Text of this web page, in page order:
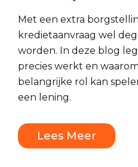
Met een extra
kredietaanvraag wel
worden. In deze blog
precies werkt en
belangrijke rol kan
een lening.
Lees Meer